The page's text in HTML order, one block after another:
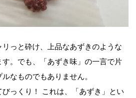
っと砕け、上品なあずきのような
。でも、「あずき味」の一言で片
なものでもありません。
っくり！ これは、「あずき」とい